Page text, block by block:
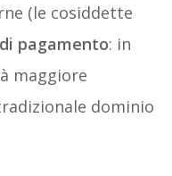
(le cosiddette
pagamento: in
maggiore
dominio